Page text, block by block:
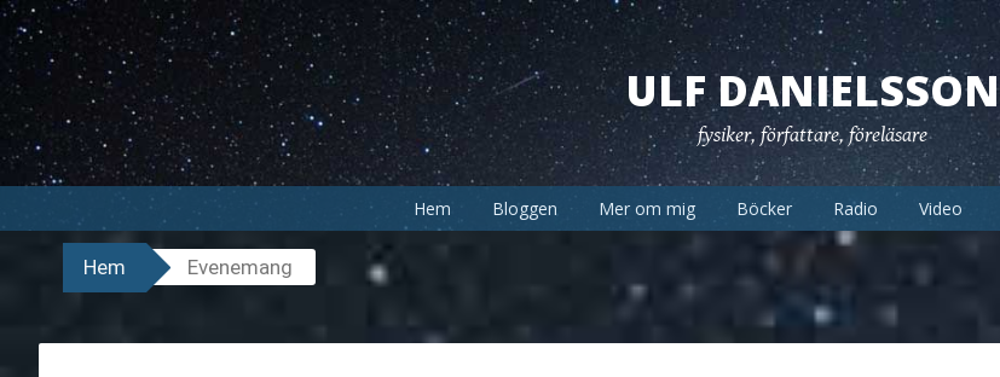
Hoppa
till
innehåll
ULF DANIELSSON
fysiker, författare, föreläsare
Hem Bloggen Mer om mig Böcker Radio Video
Hem Evenemang